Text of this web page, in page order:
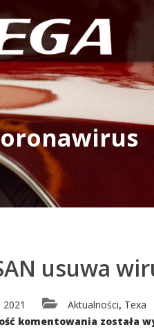
usuwa
Aktualności, Texa
komentowania AIR2
SAN
została